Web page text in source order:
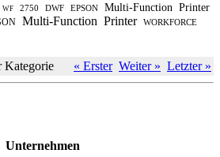
WF 2750 DWF EPSON Multi-Function Printer
Multi-Function Printer WORKFORCE
Kategorie « Erster Weiter » Letzter »
Unternehmen